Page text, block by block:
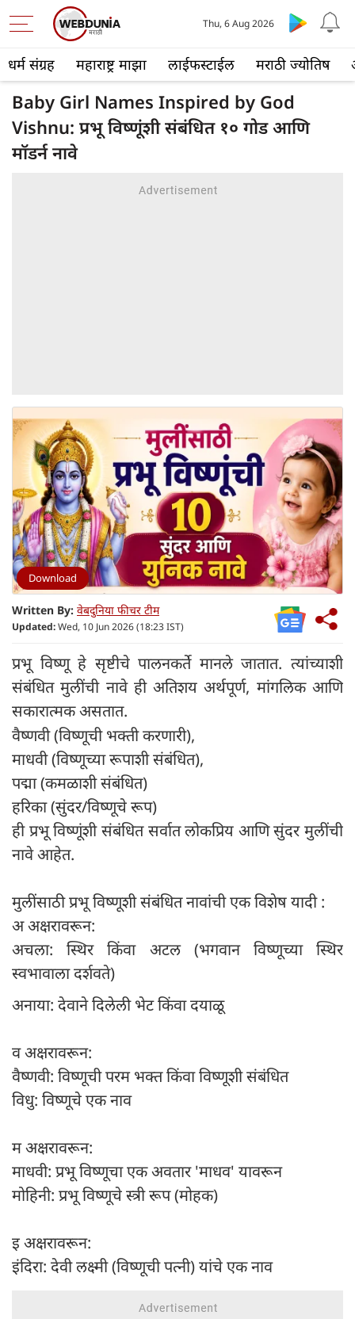
धर्म संग्रह महाराष्ट्र माझा लाईफस्टाईल मराठी ज्योतिष
Thu, 6 Aug 2026
Baby Girl Names Inspired by God
Vishnu: प्रभू विष्णूंशी संबंधित १० गोड आणि
मॉडर्न नावे
Download
Written By: वेबदुनिया फीचर टीम
Updated:Wed, 10 Jun 2026 (18:23 IST)
प्रभू विष्णू हे सृष्टीचे पालनकर्ते मानले जातात. त्यांच्याशी
संबंधित मुलींची नावे ही अतिशय अर्थपूर्ण, मांगलिक आणि
सकारात्मक असतात.
वैष्णवी (विष्णूची भक्ती करणारी),
माधवी (विष्णूच्या रूपाशी संबंधित),
पद्मा (कमळाशी संबंधित)
हरिका (सुंदर/विष्णूचे रूप)
ही प्रभू विष्णूंशी संबंधित सर्वात लोकप्रिय आणि सुंदर मुलींची
नावे आहेत.
मुलींसाठी प्रभू विष्णूशी संबंधित नावांची एक विशेष यादी :
अ अक्षरावरून:
अचला: स्थिर किंवा अटल (भगवान विष्णूच्या स्थिर
स्वभावाला दर्शवते)
अनाया: देवाने दिलेली भेट किंवा दयाळू
व अक्षरावरून:
वैष्णवी: विष्णूची परम भक्त किंवा विष्णूशी संबंधित
विधु: विष्णूचे एक नाव
म अक्षरावरून:
माधवी: प्रभू विष्णूचा एक अवतार 'माधव' यावरून
मोहिनी: प्रभू विष्णूचे स्त्री रूप (मोहक)
इ अक्षरावरून:
इंदिरा: देवी लक्ष्मी (विष्णूची पत्नी) यांचे एक नाव